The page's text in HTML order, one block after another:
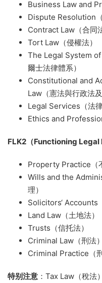
Business Law and
Dispute Resolution（
Contract Law（合同
Tort Law（侵權法）
The Legal System
爾士法律體系）
Constitutional and
Law（憲法與行政法及
Legal Services（法律
Ethics and
FLK2（Functioning Legal
Property Practice（
Wills and the
理）
Solicitors‘ Accounts
Land Law（土地法）
Trusts（信托法）
Criminal Law（刑法）
Criminal Practice（
特别注意 ：Tax Law（稅法